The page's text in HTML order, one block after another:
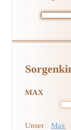
MAX
UnserMax